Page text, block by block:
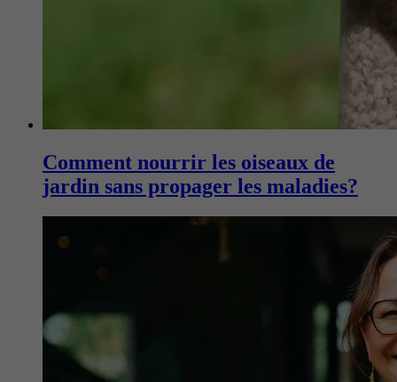
Comment nourrir les oiseaux de
jardin sans propager les maladies?